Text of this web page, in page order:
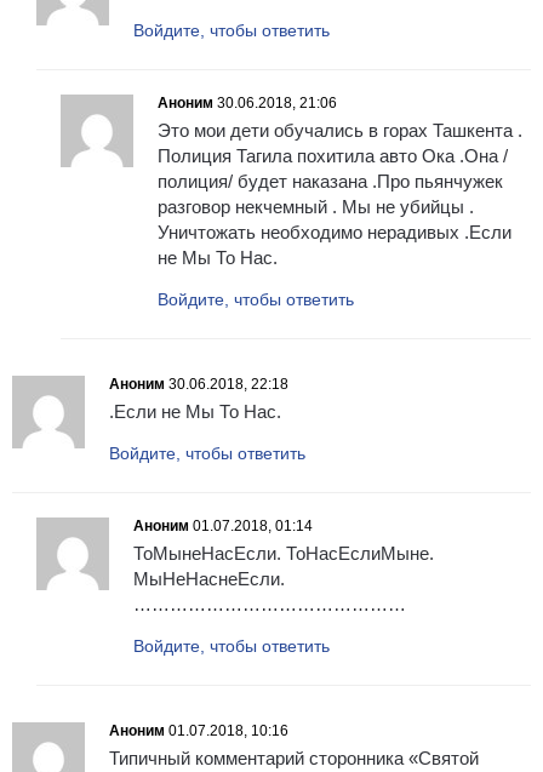
Войдите, чтобы ответить
Аноним 30.06.2018, 21:06
Это мои дети обучались в горах Ташкента .
Полиция Тагила похитила авто Ока .Она /
полиция/ будет наказана .Про пьянчужек
разговор некчемный . Мы не убийцы .
Уничтожать необходимо нерадивых .Если
не Мы То Нас.
Войдите, чтобы ответить
Аноним 30.06.2018, 22:18
.Если не Мы То Нас.
Войдите, чтобы ответить
Аноним 01.07.2018, 01:14
ТоМынеНасЕсли. ТоНасЕслиМыне.
МыНеНаснеЕсли.
………………………………………
Войдите, чтобы ответить
Аноним 01.07.2018, 10:16
Типичный комментарий сторонника «Святой